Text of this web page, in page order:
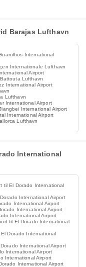
Barajas Lufthavn
International
Internationale Lufthavn
Airport
Lufthavn
International Airport
Lufthavn
International Airport
International Airport
International Airport
Lufthavn
International
til El Dorado International
International Airport
International Airport
International Airport
International Airport
til El Dorado International
Dorado International
International Airport
International Airport
International Airport
International Airport